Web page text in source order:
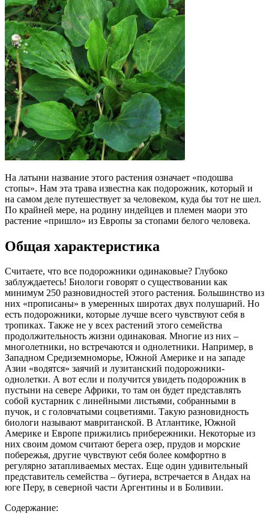
На латыни название этого растения означает «подошва
стопы». Нам эта трава известна как подорожник, который и
на самом деле путешествует за человеком, куда бы тот не шел.
По крайней мере, на родину индейцев и племен маори это
растение «пришло» из Европы за стопами белого человека.
Общая характеристика
Считаете, что все подорожники одинаковые? Глубоко
заблуждаетесь! Биологи говорят о существовании как
минимум 250 разновидностей этого растения. Большинство из
них «прописаны» в умеренных широтах двух полушарий. Но
есть подорожники, которые лучше всего чувствуют себя в
тропиках. Также не у всех растений этого семейства
продолжительность жизни одинаковая. Многие из них –
многолетники, но встречаются и однолетники. Например, в
Западном Средиземноморье, Южной Америке и на западе
Азии «водятся» заячий и лузитанский подорожники-
однолетки. А вот если и получится увидеть подорожник в
пустыни на севере Африки, то там он будет представлять
собой кустарник с линейными листьями, собранными в
пучок, и с головчатыми соцветиями. Такую разновидность
биологи называют мавританской. В Атлантике, Южной
Америке и Европе прижились прибережники. Некоторые из
них своим домом считают берега озер, прудов и морские
побережья, другие чувствуют себя более комфортно в
регулярно затапливаемых местах. Еще один удивительный
представитель семейства – бугиера, встречается в Андах на
юге Перу, в северной части Аргентины и в Боливии.
Содержание: